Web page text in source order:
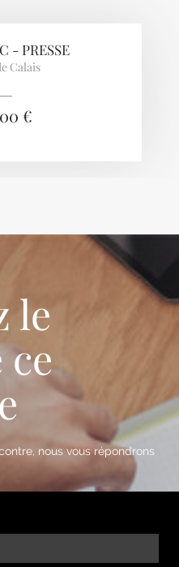
- PRESSE
Calais
€
le
nous vous répondrons